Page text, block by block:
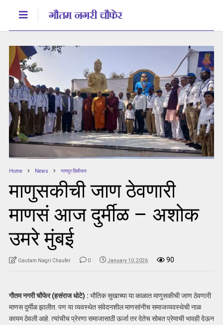
Home News नागपुर डिवीजन
माणुसकीची जाण ठेवणारी
माणसं आज दुर्मीळ – अशोक
उमरे मुंबई
Gautam Nagri Chaufer 0 January 10, 2026 90
गौतम नगरी चौफेर (हसंराज धोटे) : भौतिक सुखाच्या या काळात माणुसकीची जाण ठेवणारी
माणस दुर्मीळ झालीत. पण या व्यवस्थेत संवेदनशील माणसांनीच समाजव्यवस्थेची नाळ
कायम ठेवली आहे. त्यांचीच प्रेरणा समाजासाठी ऊर्जा तर देतेच सोबत प्रेमाची भावही देऊन